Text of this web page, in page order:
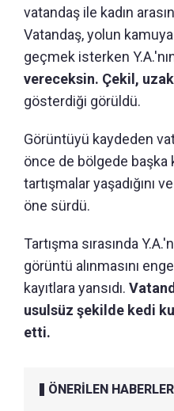
vatandaş ile kadın
Vatandaş, yolun
geçmek isterken
vereceksin. Çekil,
gösterdiği görüldü.
Görüntüyü kaydeden
önce de bölgede başka
tartışmalar yaşadığını
öne sürdü.
Tartışma sırasında
görüntü alınmasını
kayıtlara yansıdı.
usulsüz şekilde kedi
etti.
ÖNERİLEN HABERLER